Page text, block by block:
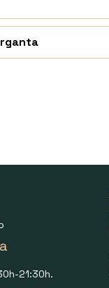
21:30h.